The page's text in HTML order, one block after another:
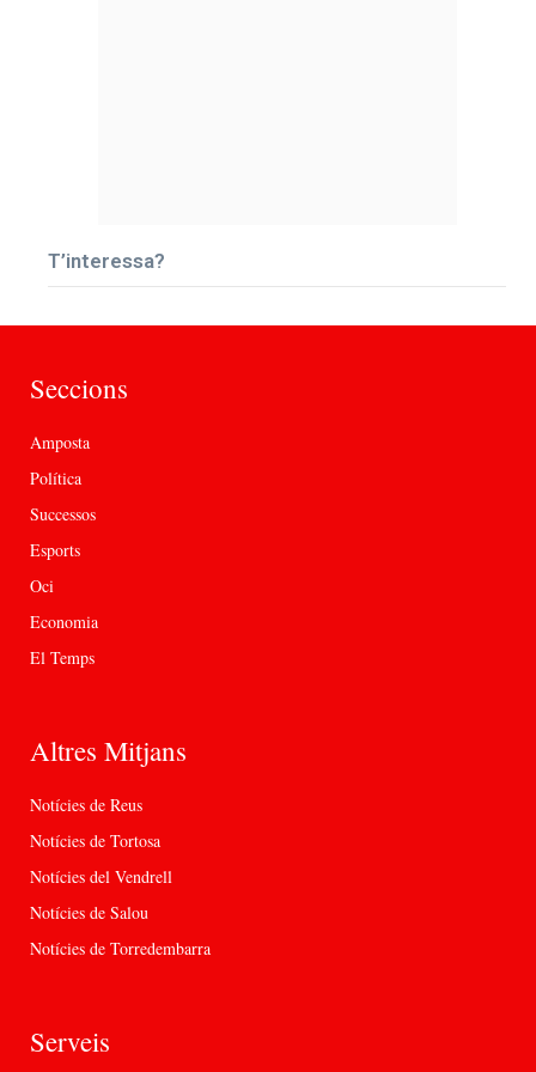
T’interessa?
Seccions
Amposta
Política
Successos
Esports
Oci
Economia
El Temps
Altres Mitjans
Notícies de Reus
Notícies de Tortosa
Notícies del Vendrell
Notícies de Salou
Notícies de Torredembarra
Serveis